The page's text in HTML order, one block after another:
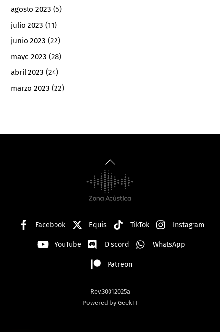
agosto 2023 (5)
julio 2023 (11)
junio 2023 (22)
mayo 2023 (28)
abril 2023 (24)
marzo 2023 (22)
Back
To
Top
Facebook Equis TikTok Instagram
YouTube Discord WhatsApp
Patreon
Rev.30012025a
Powered by GeekTI